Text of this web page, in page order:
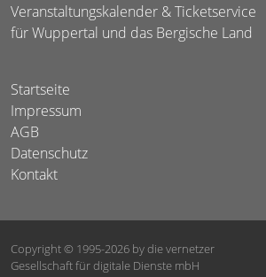
Veranstaltungskalender & Ticketservice
für Wuppertal und das Bergische Land
Startseite
Impressum
AGB
Datenschutz
Kontakt
Copyright © 1995-2026 by die vernetzer
Gesellschaft für digitale Dienste mbH